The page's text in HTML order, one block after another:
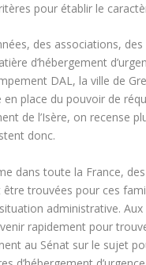
pour établir le
des associations,
d’hébergement
DAL, la ville de
en place du pouvoir de
de l’Isère, on recense
donc.
dans toute la France,
trouvées pour ces
administrative. Aux
rapidement pour
au Sénat sur le sujet